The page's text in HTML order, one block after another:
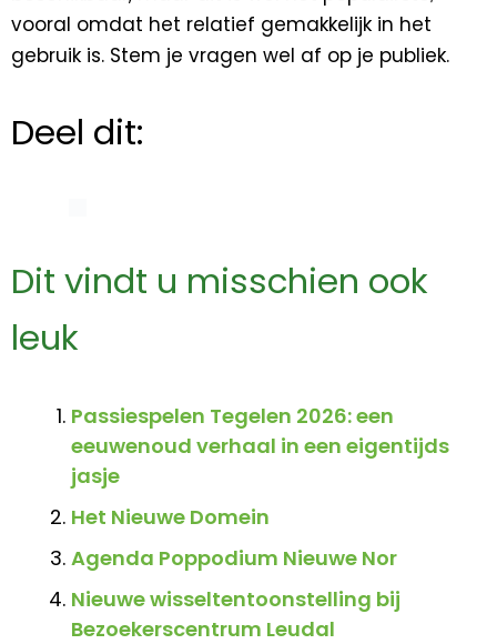
vooral omdat het relatief gemakkelijk in het
gebruik is. Stem je vragen wel af op je publiek.
Deel dit:
Dit vindt u misschien ook
leuk
Passiespelen Tegelen 2026: een
eeuwenoud verhaal in een eigentijds
jasje
Het Nieuwe Domein
Agenda Poppodium Nieuwe Nor
Nieuwe wisseltentoonstelling bij
Bezoekerscentrum Leudal